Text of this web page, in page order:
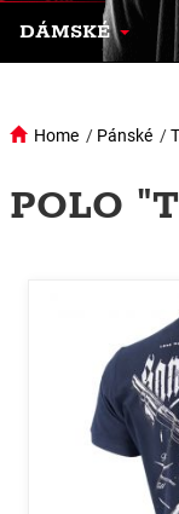
DÁMSKÉ
Home / Pánské /
POLO